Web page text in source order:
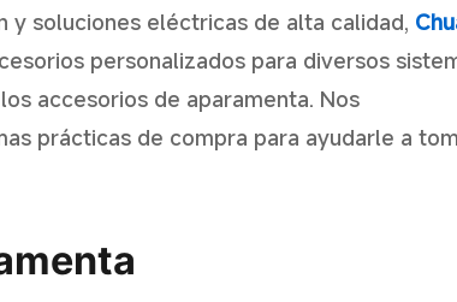
soluciones eléctricas de alta calidad,
personalizados para diversos
accesorios de aparamenta. Nos
prácticas de compra para ayudarle a